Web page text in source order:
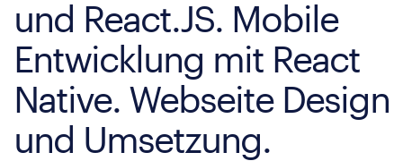
und React.JS. Mobile
Entwicklung mit React
Native. Webseite Design
und Umsetzung.